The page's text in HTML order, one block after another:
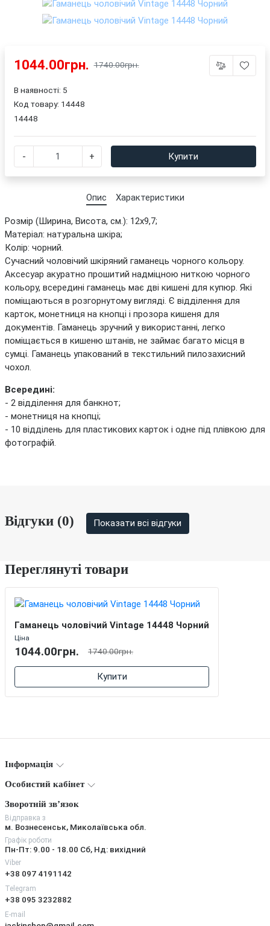
Опис Характеристики
Розмір (Ширина, Висота, см.): 12x9,7;
Матеріал: натуральна шкіра;
Колір: чорний.
Сучасний чоловічий шкіряний гаманець чорного кольору.
Аксесуар акуратно прошитий надміцною ниткою чорного
кольору, всередині гаманець має дві кишені для купюр. Які
поміщаються в розгорнутому вигляді. Є відділення для
карток, монетниця на кнопці і прозора кишеня для
документів. Гаманець зручний у використанні, легко
поміщається в кишеню штанів, не займає багато місця в
сумці. Гаманець упакований в текстильний пилозахисний
чохол.
Всередині:
- 2 відділення для банкнот;
- монетниця на кнопці;
- 10 відділень для пластикових карток і одне під плівкою для
фотографій.
1044.00грн. 1740.00грн.
В наявності: 5
Код товару: 14448
14448
- + Купити
Відгуки (0) Показати всі відгуки
Переглянуті товари
Гаманець чоловічий Vintage 14448 Чорний
Ціна
1044.00грн. 1740.00грн.
Купити
Інформація
Особистий кабінет
Зворотній зв’язок
Відправка з
м. Вознесенськ, Миколаївська обл.
Графік роботи
Пн-Пт: 9.00 - 18.00 Сб, Нд: вихідний
Viber
+38 097 4191142
Telegram
+38 095 3232882
E-mail